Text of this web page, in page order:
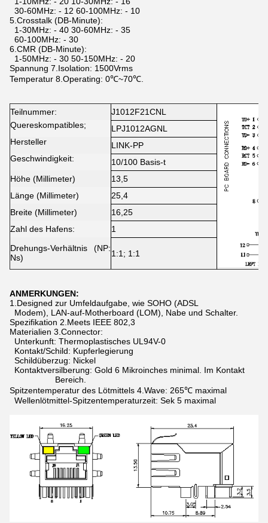
30-60MHz: - 12 60-100MHz: - 10
5.Crosstalk (DB-Minute):
1-30MHz: - 40 30-60MHz: - 35
60-100MHz: - 30
6.CMR (DB-Minute):
1-50MHz: - 30 50-150MHz: - 20
Spannung 7.Isolation: 1500Vrms
Temperatur 8.Operating: 0℃~70℃.
Teilnummer:
J1012F21CNL
Quereskompatibles;
LPJ1012AGNL
Hersteller
LINK-PP
Geschwindigkeit:
10/100 Basis-t
Höhe (Millimeter)
13,5
Länge (Millimeter)
25,4
Breite (Millimeter)
16,25
Zahl des Hafens:
1
Drehungs-Verhältnis (NP:
Ns)
1:1; 1:1
ANMERKUNGEN:
1.Designed zur Umfeldaufgabe, wie SOHO (ADSL
Modem), LAN-auf-Motherboard (LOM), Nabe und Schalter.
Spezifikation 2.Meets IEEE 802,3
Materialien 3.Connector:
Unterkunft: Thermoplastisches UL94V-0
Kontakt/Schild: Kupferlegierung
Schildüberzug: Nickel
Kontaktversilberung: Gold 6 Mikroinches minimal. Im Kontakt
Bereich.
Spitzentemperatur des Lötmittels 4.Wave: 265℃ maximal
Wellenlötmittel-Spitzentemperaturzeit: Sek 5 maximal